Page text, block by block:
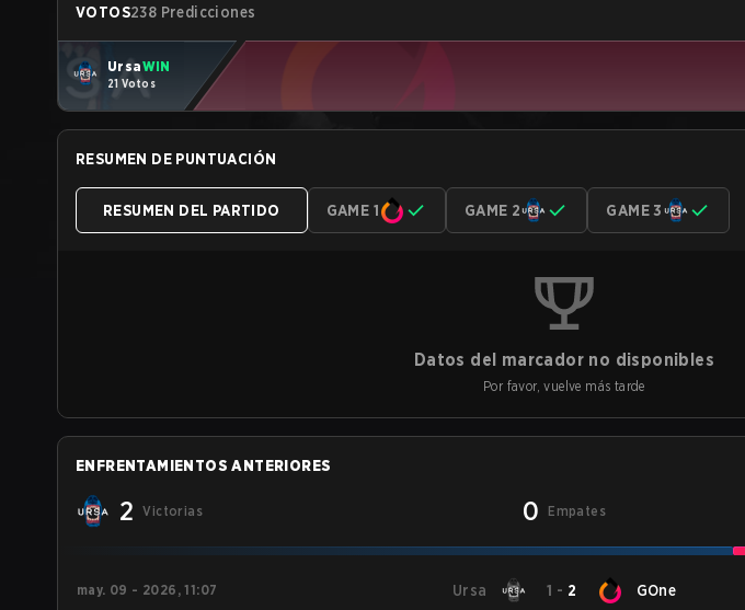
VOTOS238 Predicciones
UrsaWIN
21 Votos
RESUMEN DE PUNTUACIÓN
RESUMEN DEL PARTIDO GAME 1 GAME 2 GAME 3
Datos del marcador no disponibles
Por favor, vuelve más tarde
ENFRENTAMIENTOS ANTERIORES
2 Victorias 0 Empates
may. 09 - 2026, 11:07 Ursa 1 - 2 GOne